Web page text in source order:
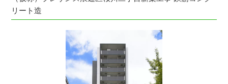
リート造